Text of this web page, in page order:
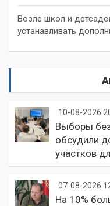
Возле школ и
устанавливать
10-08-2026
Выборы
обсудили
участков
07-08-2026
На 10%